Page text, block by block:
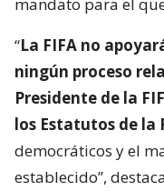
mandato para el
“La FIFA no
ningún proceso
Presidente de la
los Estatutos de la
democráticos y el
establecido”,